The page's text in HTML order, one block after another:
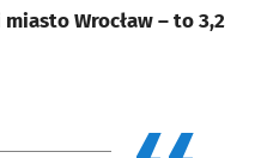
miasto Wrocław – to 3,2